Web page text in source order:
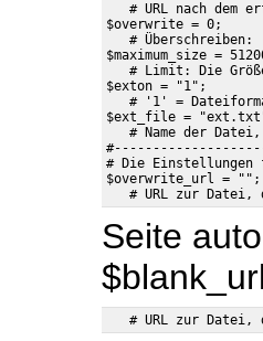
# URL nach dem
$overwrite = 0;
# Überschreiben:
$maximum_size =
# Limit: Die
$exton = "1";
# '1' =
$ext_file =
# Name der Datei,
# Die
$overwrite_url = "";
Seite